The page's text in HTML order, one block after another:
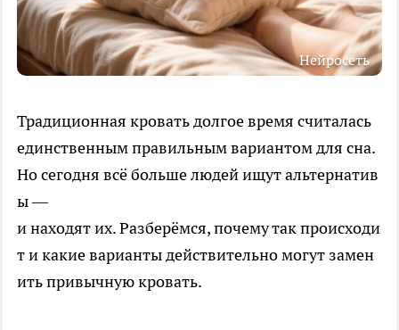
Нейросеть
Традиционная кровать долгое время считалась
единственным правильным вариантом для сна.
Но сегодня всё больше людей ищут альтернатив
ы —
и находят их. Разберёмся, почему так происходи
т и какие варианты действительно могут замен
ить привычную кровать.